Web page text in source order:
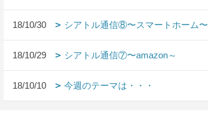
18/10/30 シアトル通信⑧〜スマートホーム〜
18/10/29 シアトル通信⑦〜amazon～
18/10/10 今週のテーマは・・・